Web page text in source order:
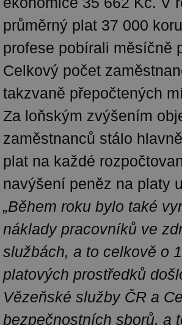
průměrný plat 37 000
profese pobírali měsíčně
Celkový počet
takzvaně přepočtených
Za loňským zvýšením
zaměstnanců stálo
plat na každé
navýšení peněz na platy
„Během roku bylo také
náklady pracovníků ve
službách, a to celkově o
platových prostředků
Vězeňské služby ČR a
bezpečnostních sborů, a